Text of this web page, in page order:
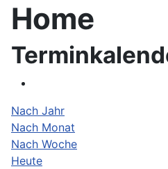
Home
Nach Jahr
Nach Monat
Nach Woche
Heute